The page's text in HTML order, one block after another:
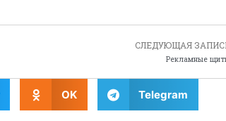
СЛЕДУЮЩАЯ
Рекламные
OK Telegram